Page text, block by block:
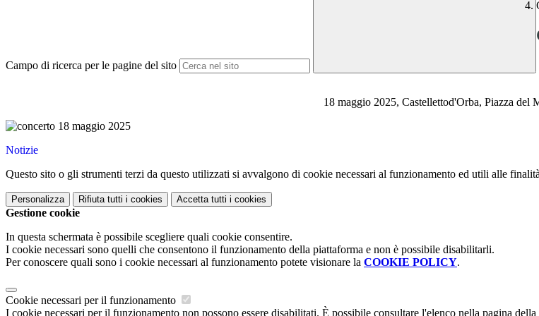
Campo di ricerca per le pagine del sito
18 maggio 2025, Castellettod'Orba, Piazza del
Notizie
Questo sito o gli strumenti terzi da questo utilizzati si avvalgono di cookie necessari al funzionamento ed utili alle
Personalizza Rifiuta tutti i cookies Accetta tutti i cookies
Gestione cookie
In questa schermata è possibile scegliere quali cookie consentire.
I cookie necessari sono quelli che consentono il funzionamento della piattaforma e non è possibile disabilitarli.
Per conoscere quali sono i cookie necessari al funzionamento potete visionare la COOKIE POLICY.
Cookie necessari per il funzionamento
I cookie necessari per il funzionamento non possono essere disabilitati. È possibile consultare l'elenco nella pagina